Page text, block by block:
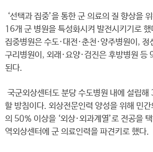
‘선택과 집중’을 통한 군 의료의 질 향상을
16개 군 병원을 특성화시켜 발전시키기로
집중병원은 수도·대전·춘천·양주병원이, 정
구리병원이, 외래·요양·검진은 후방병원 등
된다.
국군외상센터도 분당 수도병원 내에 설립
할 방침이다. 외상전문인력 양성을 위해 민
의 50% 이상을 ‘외상·외과계열’로 전공을
역외상센터에 군 의료인력을 파견키로 했다.